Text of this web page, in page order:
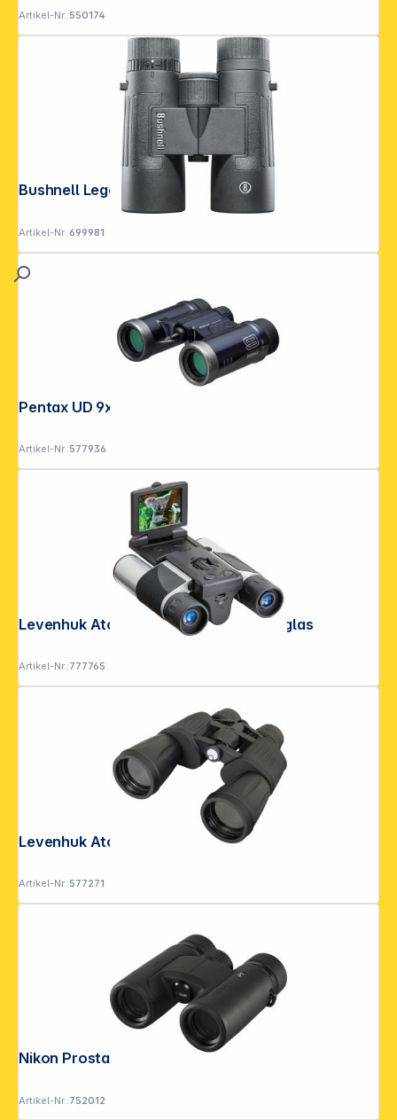
Artikel-Nr.:550174
Bushnell Legend 10x42
Artikel-Nr.:699981
Pentax UD 9x21 blau
Artikel-Nr.:577936
Levenhuk Atom Digital DB10 LCD Fernglas
Artikel-Nr.:777765
Levenhuk Atom 10-30x50
Artikel-Nr.:577271
Artikel-Nr.:752012